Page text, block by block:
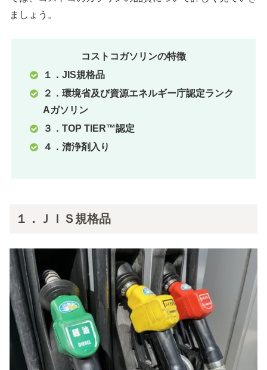
ましょう。
コストコガソリンの特徴
１．JIS規格品
２．環境省及び資源エネルギー庁認定ランク
Aガソリン
３．TOP TIER™認定
４．清浄剤入り
１．ＪＩＳ規格品